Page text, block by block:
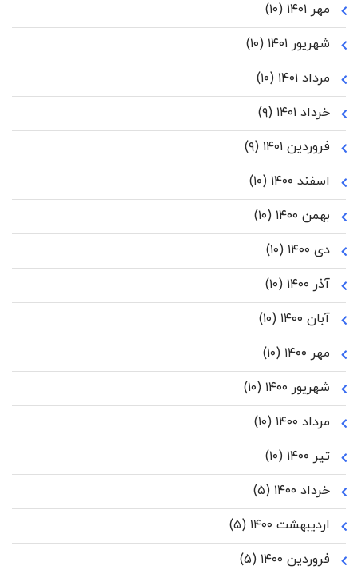
مهر ۱۴۰۱
(۱۰)
شهریور ۱۴۰۱
(۱۰)
مرداد ۱۴۰۱
(۱۰)
خرداد ۱۴۰۱
(۹)
فروردین ۱۴۰۱
(۹)
اسفند ۱۴۰۰
(۱۰)
بهمن ۱۴۰۰
(۱۰)
دی ۱۴۰۰
(۱۰)
آذر ۱۴۰۰
(۱۰)
آبان ۱۴۰۰
(۱۰)
مهر ۱۴۰۰
(۱۰)
شهریور ۱۴۰۰
(۱۰)
مرداد ۱۴۰۰
(۱۰)
تیر ۱۴۰۰
(۱۰)
خرداد ۱۴۰۰
(۵)
اردیبهشت ۱۴۰۰
(۵)
فروردین ۱۴۰۰
(۵)